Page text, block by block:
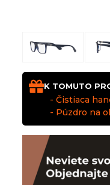
K TOMUTO
- Čistiaca
- Púzdro na